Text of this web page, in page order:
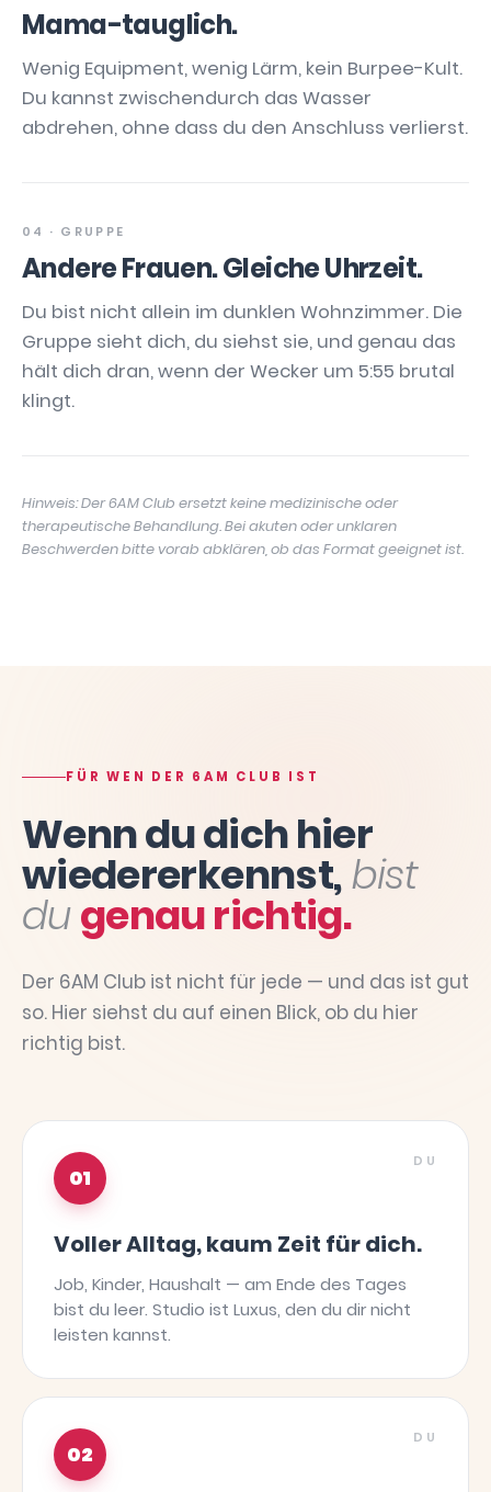
Mama-tauglich.
Wenig Equipment, wenig Lärm, kein Burpee-Kult.
Du kannst zwischendurch das Wasser
abdrehen, ohne dass du den Anschluss verlierst.
04 · GRUPPE
Andere Frauen. Gleiche Uhrzeit.
Du bist nicht allein im dunklen Wohnzimmer. Die
Gruppe sieht dich, du siehst sie, und genau das
hält dich dran, wenn der Wecker um 5:55 brutal
klingt.
Hinweis: Der 6AM Club ersetzt keine medizinische oder
therapeutische Behandlung. Bei akuten oder unklaren
Beschwerden bitte vorab abklären, ob das Format geeignet ist.
FÜR WEN DER 6AM CLUB IST
Wenn du dich hier
wiedererkennst,bist
dugenau richtig.
Der 6AM Club ist nicht für jede — und das ist gut
so. Hier siehst du auf einen Blick, ob du hier
richtig bist.
01
DU
Voller Alltag, kaum Zeit für dich.
Job, Kinder, Haushalt — am Ende des Tages
bist du leer. Studio ist Luxus, den du dir nicht
leisten kannst.
02
DU